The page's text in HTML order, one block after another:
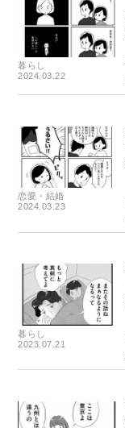
暮らし
2024.03.22
恋愛・結婚
2024.03.23
暮らし
2023.07.21